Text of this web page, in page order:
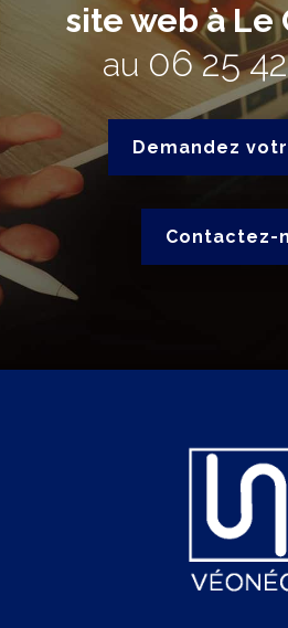
site web à Le
au 06 25
Demandez
Contactez-